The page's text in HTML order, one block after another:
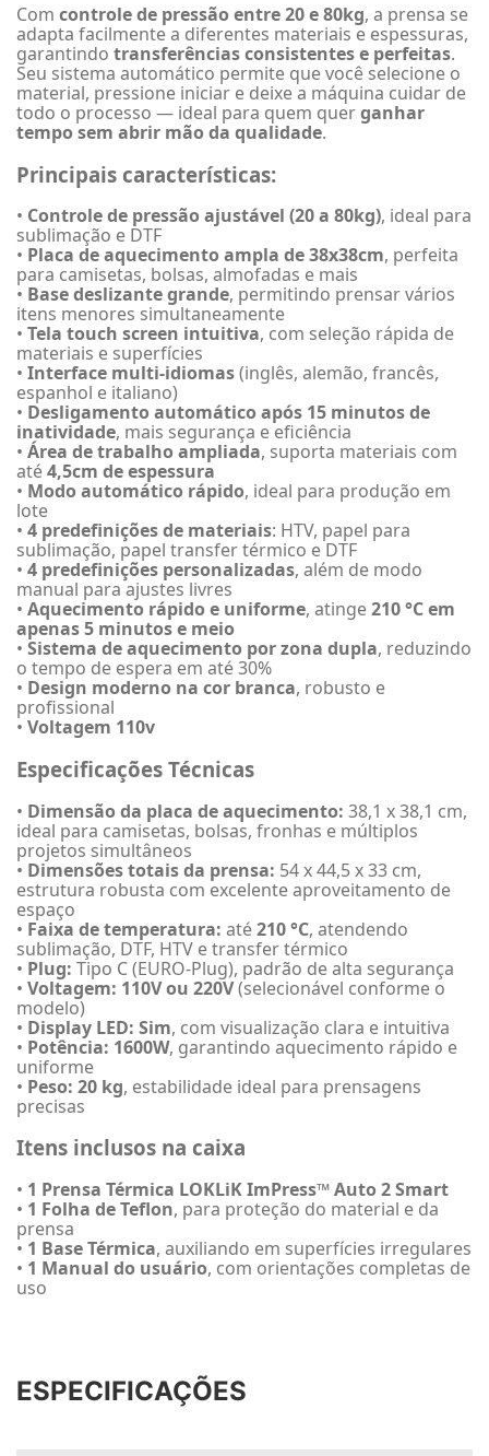
Com controle de pressão entre 20 e 80kg, a prensa se
adapta facilmente a diferentes materiais e espessuras,
garantindo transferências consistentes e perfeitas.
Seu sistema automático permite que você selecione o
material, pressione iniciar e deixe a máquina cuidar de
todo o processo — ideal para quem querganhar
tempo sem abrir mão da qualidade.
Principais características:
• Controle de pressão ajustável (20 a 80kg), ideal para
sublimação e DTF
• Placa de aquecimento ampla de 38x38cm, perfeita
para camisetas, bolsas, almofadas e mais
• Base deslizante grande, permitindo prensar vários
itens menores simultaneamente
• Tela touch screen intuitiva, com seleção rápida de
materiais e superfícies
• Interface multi-idiomas(inglês, alemão, francês,
espanhol e italiano)
• Desligamento automático após 15 minutos de
inatividade, mais segurança e eficiência
• Área de trabalho ampliada, suporta materiais com
até4,5cm de espessura
• Modo automático rápido, ideal para produção em
lote
• 4 predefinições de materiais: HTV, papel para
sublimação, papel transfer térmico e DTF
• 4 predefinições personalizadas, além de modo
manual para ajustes livres
• Aquecimento rápido e uniforme, atinge210 °C em
apenas 5 minutos e meio
• Sistema de aquecimento por zona dupla, reduzindo
o tempo de espera em até 30%
• Design moderno na cor branca, robusto e
profissional
• Voltagem 110v
Especificações Técnicas
• Dimensão da placa de aquecimento: 38,1 x 38,1 cm,
ideal para camisetas, bolsas, fronhas e múltiplos
projetos simultâneos
• Dimensões totais da prensa: 54 x 44,5 x 33 cm,
estrutura robusta com excelente aproveitamento de
espaço
• Faixa de temperatura: até210 °C, atendendo
sublimação, DTF, HTV e transfer térmico
• Plug: Tipo C (EURO-Plug), padrão de alta segurança
• Voltagem: 110V ou 220V(selecionável conforme o
modelo)
• Display LED: Sim, com visualização clara e intuitiva
• Potência: 1600W, garantindo aquecimento rápido e
uniforme
• Peso: 20 kg, estabilidade ideal para prensagens
precisas
Itens inclusos na caixa
• 1 Prensa Térmica LOKLiK ImPress™ Auto 2 Smart
• 1 Folha de Teflon, para proteção do material e da
prensa
• 1 Base Térmica, auxiliando em superfícies irregulares
• 1 Manual do usuário, com orientações completas de
uso
ESPECIFICAÇÕES